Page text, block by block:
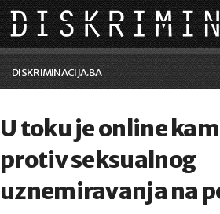
Skip to main content
DISKRIMINACIJA.BA
Vijesti i događaji
Aktuelne teme
Kolumne
U toku je online
protiv seksualnog
uznemiravanja na